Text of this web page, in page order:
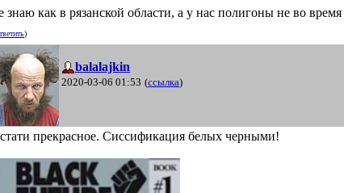
знаю как в рязанской области, а у нас полигоны не во
)
balalajkin
2020-03-06 01:53 (ссылка)
прекрасное. Сиссификация белых черными!